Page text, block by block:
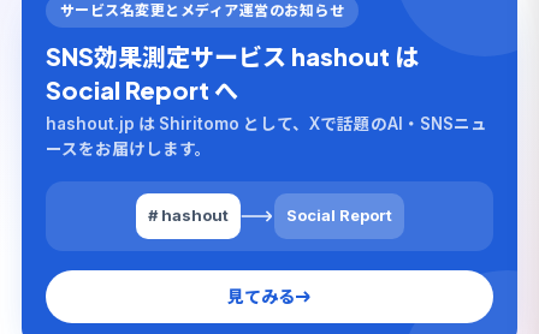
サービス名変更とメディア運営のお知らせ
SNS効果測定サービス hashout は
Social Report へ
hashout.jp は Shiritomo として、Xで話題のAI・SNSニュ
ースをお届けします。
# hashout Social Report
見てみる